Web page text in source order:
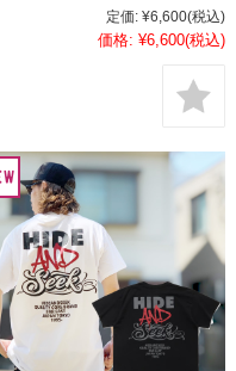
定価: ¥6,600(税込)
価格: ¥6,600(税込)